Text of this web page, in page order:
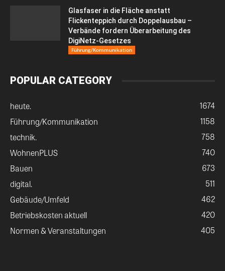
Glasfaser in die Fläche anstatt
Flickenteppich durch Doppelausbau –
Verbände fordern Überarbeitung des
DigiNetz-Gesetzes
Führung/Kommunikation
POPULAR CATEGORY
heute.
1674
Führung/Kommunikation
1158
technik.
758
WohnenPLUS
740
Bauen
673
digital.
511
Gebäude/Umfeld
462
Betriebskosten aktuell
420
Normen & Veranstaltungen
405